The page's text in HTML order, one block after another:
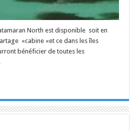
North est disponible soit en
«cabine «et ce dans les îles
bénéficier de toutes les